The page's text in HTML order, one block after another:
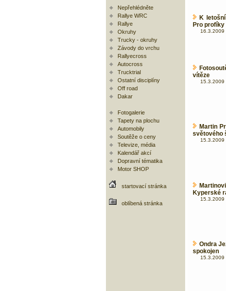
Nepřehlédněte
Rallye WRC
Rallye
Okruhy
Trucky - okruhy
Závody do vrchu
Rallyecross
Autocross
Trucktrial
Ostatní disciplíny
Off road
Dakar
Fotogalerie
Tapety na plochu
Automobily
Soutěže o ceny
Televize, média
Kalendář akcí
Dopravní tématika
Motor SHOP
startovací stránka
oblíbená stránka
K
Pro
16.3.2009
vítěze
15.3.2009
Martin
světového
15.3.2009
Kyperské
15.3.2009
Ondra
spokojen
15.3.2009